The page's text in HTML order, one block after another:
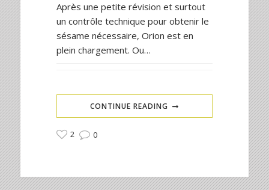
Après une petite révision et surtout
un contrôle technique pour obtenir le
sésame nécessaire, Orion est en
plein chargement. Ou…
CONTINUE READING
2 0